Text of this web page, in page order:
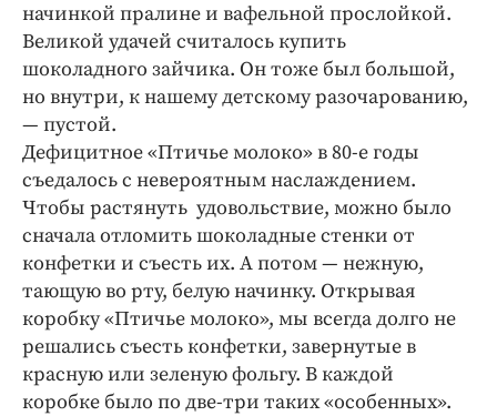
начинкой пралине и вафельной прослойкой.
Великой удачей считалось купить
шоколадного зайчика. Он тоже был большой,
но внутри, к нашему детскому разочарованию,
— пустой.
Дефицитное «Птичье молоко» в 80-е годы
съедалось с невероятным наслаждением.
Чтобы растянуть удовольствие, можно было
сначала отломить шоколадные стенки от
конфетки и съесть их. А потом — нежную,
тающую во рту, белую начинку. Открывая
коробку «Птичье молоко», мы всегда долго не
решались съесть конфетки, завернутые в
красную или зеленую фольгу. В каждой
коробке было по две-три таких «особенных».